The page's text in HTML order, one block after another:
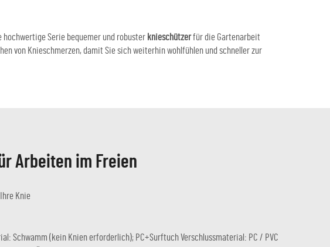
hochwertige Serie bequemer und robuster knieschützerfür die Gartenarbeit
von Knieschmerzen, damit Sie sich weiterhin wohlfühlen und schneller zur
Arbeiten im Freien
Knie
Schwamm (kein Knien erforderlich); PC+Surftuch Verschlussmaterial: PC / PVC